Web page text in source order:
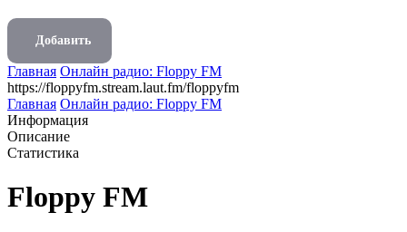
Добавить
Главная Онлайн радио: Floppy FM
https://floppyfm.stream.laut.fm/floppyfm
Главная Онлайн радио: Floppy FM
Информация
Описание
Статистика
Floppy FM